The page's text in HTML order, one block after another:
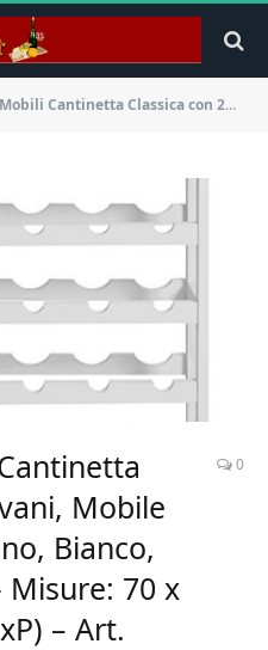
con 24 vani, Mobile portabottiglie Vino, Bianco, Salotto Cucina – Misure: 70 x 70 x 22 cm (HxLxP) – Art. RE4223
Mobile
Bianco,
Misure: 70 x
– Art.
0